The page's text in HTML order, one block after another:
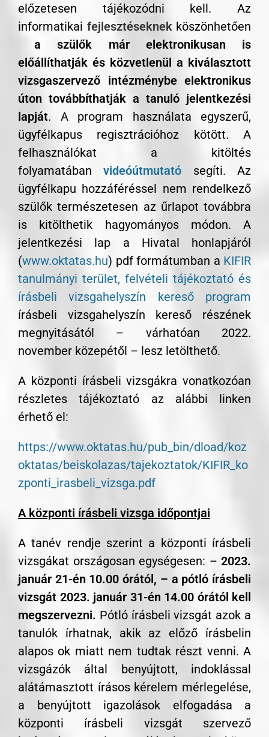
előzetesen tájékozódni kell. Az
informatikai fejlesztéseknekköszönhetően
a szülők már elektronikusan is
előállíthatják és közvetlenül a kiválasztott
vizsgaszervező intézménybe elektronikus
úton továbbíthatják a tanuló jelentkezési
lapját. A program használata egyszerű,
ügyfélkapus regisztrációhoz kötött. A
felhasználókat a kitöltés
folyamatábanvideóútmutató segíti. Az
ügyfélkapu hozzáféréssel nem rendelkező
szülők természetesen az űrlapot továbbra
is kitölthetik hagyományos módon. A
jelentkezési lap a Hivatal honlapjáról
(www.oktatas.hu) pdf formátumban a KIFIR
tanulmányi terület, felvételi tájékoztató és
írásbeli vizsgahelyszín kereső program
írásbeli vizsgahelyszín kereső részének
megnyitásától – várhatóan 2022.
november közepétől – lesz letölthető.
A központi írásbeli vizsgákra vonatkozóan
részletes tájékoztató az alábbi linken
érhető el:
https://www.oktatas.hu/pub_bin/dload/koz
oktatas/beiskolazas/tajekoztatok/KIFIR_ko
zponti_irasbeli_vizsga.pdf
A központi írásbeli vizsga időpontjai
A tanév rendje szerint a központi írásbeli
vizsgákat országosan egységesen: – 2023.
január 21-én 10.00 órától, – a pótló írásbeli
vizsgát 2023. január 31-én 14.00 órától kell
megszervezni. Pótló írásbeli vizsgát azok a
tanulók írhatnak, akik az előző írásbelin
alapos ok miatt nem tudtak részt venni. A
vizsgázók által benyújtott, indoklással
alátámasztott írásos kérelem mérlegelése,
a benyújtott igazolások elfogadása a
központi írásbeli vizsgát szervező